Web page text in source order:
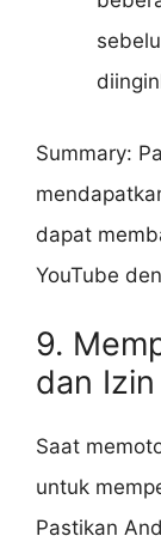
Summary:
dapat
YouTube
9.
dan Izin
Saat
untuk
Pastikan